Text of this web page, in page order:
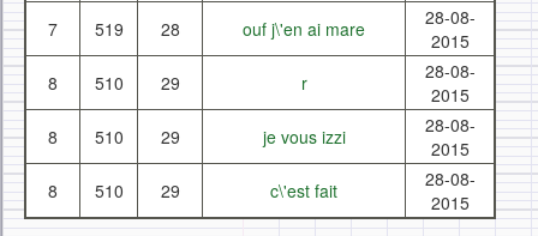
7
519 28 ouf j\'en ai mare
28-08-
2015
8
510 29 r
28-08-
2015
8
510 29 je vous izzi
28-08-
2015
8
510 29 c\'est fait
28-08-
2015